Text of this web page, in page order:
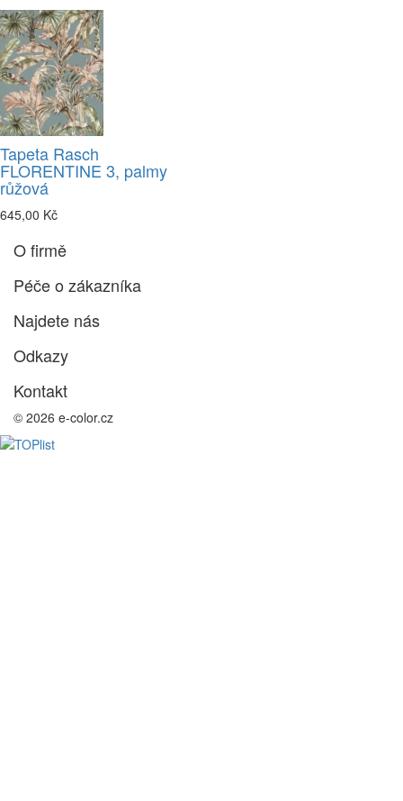
Tapeta Rasch
FLORENTINE 3, palmy
růžová
645,00 Kč
O firmě
Péče o zákazníka
Najdete nás
Odkazy
Kontakt
© 2026 e-color.cz